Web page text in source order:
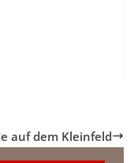
auf dem Kleinfeld